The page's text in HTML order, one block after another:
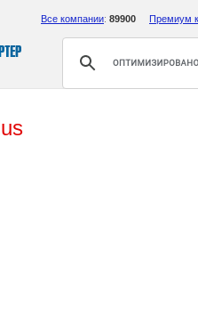
Все компании: 89900 Премиум